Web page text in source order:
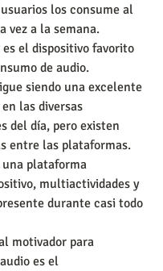
los consume al
vez a la semana.
el dispositivo favorito
de audio.
siendo una excelente
las diversas
del día, pero existen
entre las plataformas.
una plataforma
multiactividades y
durante casi todo
motivador para
es el